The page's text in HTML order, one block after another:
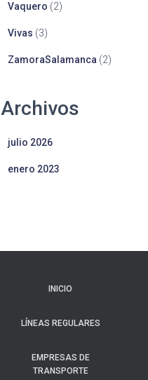
Vaquero (2)
Vivas (3)
ZamoraSalamanca (2)
Archivos
julio 2026
enero 2023
INICIO
LÍNEAS REGULARES
EMPRESAS DE
TRANSPORTE